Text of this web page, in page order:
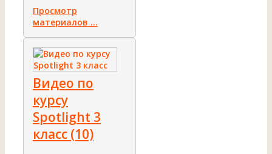
Просмотр
материалов ...
Видео по
курсу
Spotlight 3
класс (10)